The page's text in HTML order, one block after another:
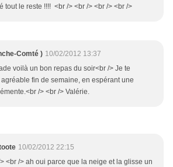
tout le reste !!!! <br /> <br /> <br /> <br />
Comté ) 10/02/2012 13:37
voilà un bon repas du soir<br /> Je te
fin de semaine, en espérant une
/> <br /> Valérie.
10/02/2012 22:15
<br /> ah oui parce que la neige et la glisse un